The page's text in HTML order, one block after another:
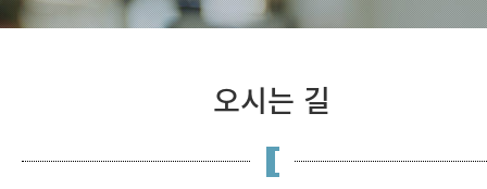
오시는 길